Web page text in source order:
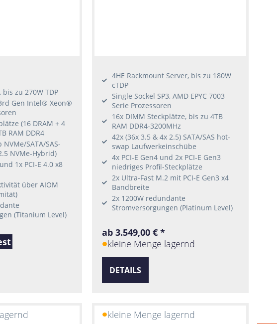
bis zu 270W TDP
Gen Intel® Xeon®
(16 DRAM + 4
RAM DDR4
SATA/SAS-
NVMe-Hybrid)
1x PCI-E 4.0 x8
über AIOM
(Titanium Level)
4HE Rackmount Server, bis zu 180W
cTDP
Single Sockel SP3, AMD EPYC 7003
Serie Prozessoren
16x DIMM Steckplätze, bis zu 4TB
RAM DDR4-3200MHz
42x (36x 3.5 & 4x 2.5) SATA/SAS hot-
swap Laufwerkeinschübe
4x PCI-E Gen4 und 2x PCI-E Gen3
niedriges Profil-Steckplätze
2x Ultra-Fast M.2 mit PCI-E Gen3 x4
Bandbreite
2x 1200W redundante
Stromversorgungen (Platinum Level)
ab 3.549,00 € *
kleine Menge lagernd
DETAILS
kleine Menge lagernd